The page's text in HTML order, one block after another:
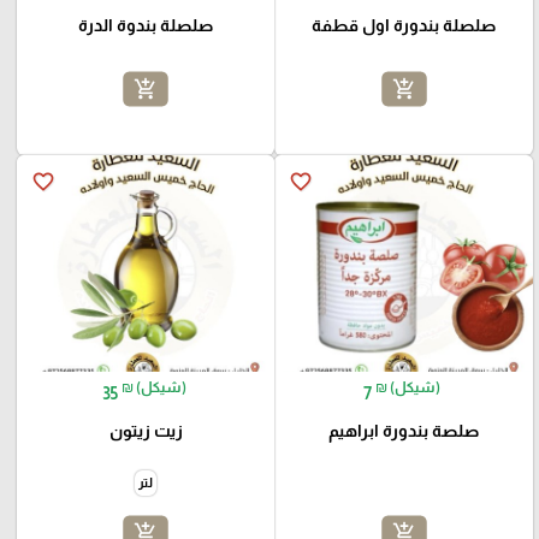
صلصلة بندورة اول قطفة
add_shopping_cart
صلصلة بندوة الدرة
add_shopping_cart
favorite_border
7 ₪ (شيكل)
صلصة بندورة ابراهيم
add_shopping_cart
favorite_border
35 ₪ (شيكل)
زيت زيتون
لتر
add_shopping_cart